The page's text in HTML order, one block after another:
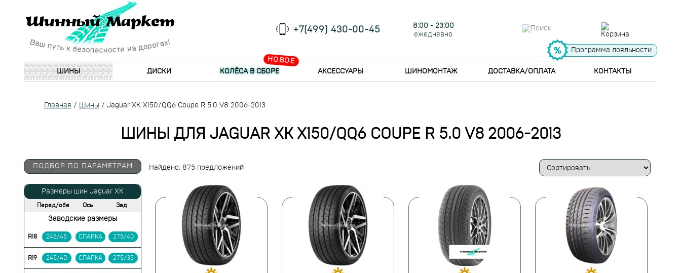
+7(499) 430-00-45
8:00 - 23:00
ежедневно
Программа лояльности
ШИНЫ ДИСКИ
НОВОЕ
КОЛЁСА В СБОРЕ АКСЕССУАРЫ ШИНОМОНТАЖ ДОСТАВКА/ОПЛАТА КОНТАКТЫ
Главная / Шины / Jaguar XK X150/QQ6 Coupe R 5.0 V8 2006-2013
ШИНЫ ДЛЯ JAGUAR XK X150/QQ6 COUPE R 5.0 V8 2006-2013
Найдено: 875 предложений
ПОДБОР ПО ПАРАМЕТРАМ
Размеры шин Jaguar XK
Перед/обе Ось Зад
Заводские размеры
R18 245/45 СПАРКА 275/40
R19 245/40 СПАРКА 275/35